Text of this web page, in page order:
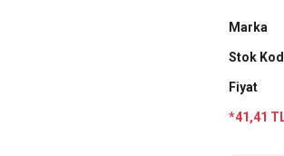
Marka
Stok
Fiyat
*41,41